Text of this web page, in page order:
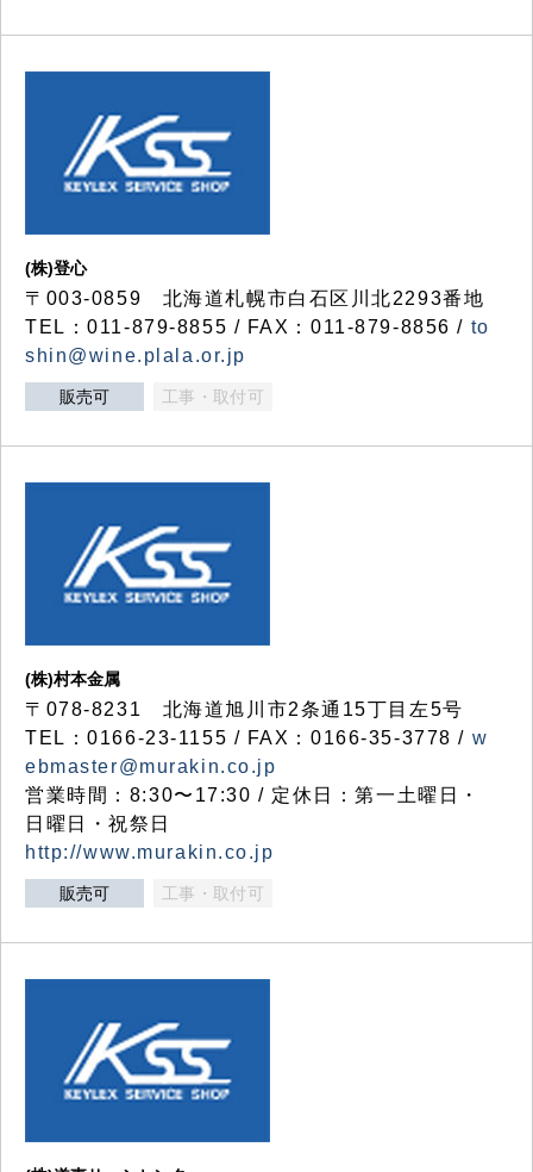
(株)登心
〒003-0859 北海道札幌市白石区川北2293番地
TEL：011-879-8855 / FAX：011-879-8856 / to
shin@wine.plala.or.jp
販売可 工事・取付可
(株)村本金属
〒078-8231 北海道旭川市2条通15丁目左5号
TEL：0166-23-1155 / FAX：0166-35-3778 / w
ebmaster@murakin.co.jp
営業時間：8:30〜17:30 / 定休日：第一土曜日・
日曜日・祝祭日
http://www.murakin.co.jp
販売可 工事・取付可